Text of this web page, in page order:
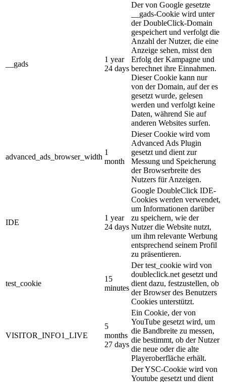
__gads
1 year
24 days
Der von Google gesetzte
__gads-Cookie wird unter
der DoubleClick-Domain
gespeichert und verfolgt die
Anzahl der Nutzer, die eine
Anzeige sehen, misst den
Erfolg der Kampagne und
berechnet ihre Einnahmen.
Dieser Cookie kann nur
von der Domain, auf der es
gesetzt wurde, gelesen
werden und verfolgt keine
Daten, während Sie auf
anderen Websites surfen.
advanced_ads_browser_width
1
month
Dieser Cookie wird vom
Advanced Ads Plugin
gesetzt und dient zur
Messung und Speicherung
der Browserbreite des
Nutzers für Anzeigen.
IDE
1 year
24 days
Google DoubleClick IDE-
Cookies werden verwendet,
um Informationen darüber
zu speichern, wie der
Nutzer die Website nutzt,
um ihm relevante Werbung
entsprechend seinem Profil
zu präsentieren.
test_cookie
15
minutes
Der test_cookie wird von
doubleclick.net gesetzt und
dient dazu, festzustellen, ob
der Browser des Benutzers
Cookies unterstützt.
VISITOR_INFO1_LIVE
5
months
27 days
Ein Cookie, der von
YouTube gesetzt wird, um
die Bandbreite zu messen,
die bestimmt, ob der Nutzer
die neue oder die alte
Playeroberfläche erhält.
Der YSC-Cookie wird von
Youtube gesetzt und dient